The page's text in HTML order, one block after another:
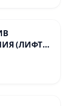
(ЛИФТ)